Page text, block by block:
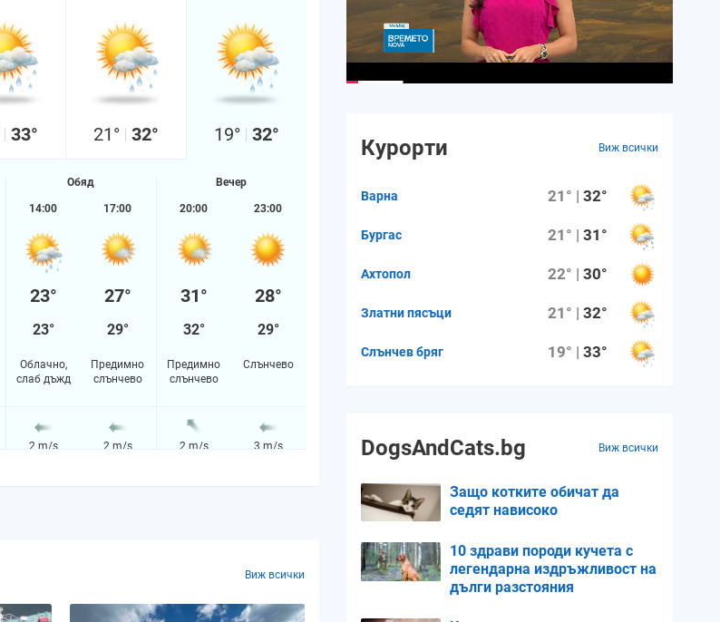
33° 21° 32° 19° 32°
Обяд
14:00
23°
23°
Облачно,
слаб дъжд
2 m/s
0%
17:00
27°
29°
Предимно
слънчево
2 m/s
0%
Вечер
20:00
31°
32°
Предимно
слънчево
2 m/s
0%
23:00
28°
29°
Слънчево
3 m/s
0%
Виж всички
Курорти Виж всички
Варна 21° |32°
Бургас 21° |31°
Ахтопол 22° |30°
Златни пясъци 21° |32°
Слънчев бряг 19° |33°
DogsAndCats.bg Виж всички
Защо котките обичат да
седят нависоко
10 здрави породи кучета с
легендарна издръжливост на
дълги разстояния